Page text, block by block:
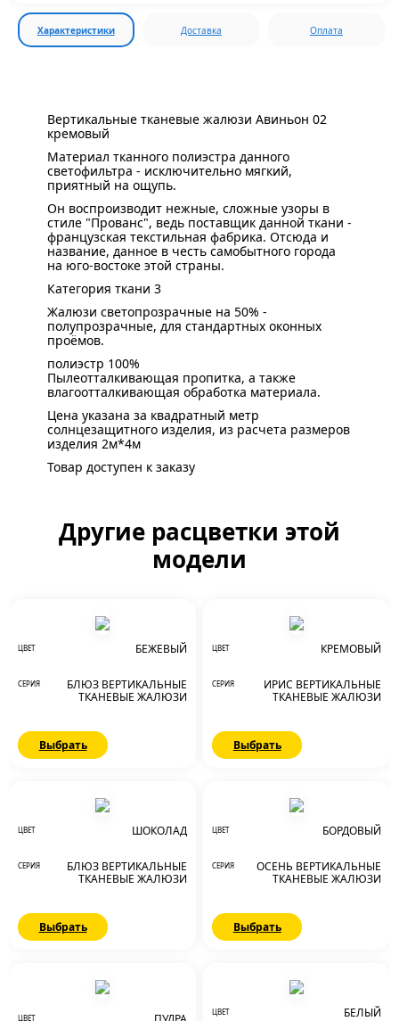
Характеристики Доставка Оплата
Вертикальные тканевые жалюзи Авиньон 02
кремовый
Материал тканного полиэстра данного
светофильтра - исключительно мягкий,
приятный на ощупь.
Он воспроизводит нежные, сложные узоры в
стиле "Прованс", ведь поставщик данной ткани -
французская текстильная фабрика. Отсюда и
название, данное в честь самобытного города
на юго-востоке этой страны.
Категория ткани 3
Жалюзи светопрозрачные на 50% -
полупрозрачные, для стандартных оконных
проёмов.
полиэстр 100%
Пылеотталкивающая пропитка, а также
влагоотталкивающая обработка материала.
Цена указана за квадратный метр
солнцезащитного изделия, из расчета размеров
изделия 2м*4м
Товар доступен к заказу
Другие расцветки этой
модели
ЦВЕТ БЕЖЕВЫЙ
СЕРИЯ
БЛЮЗ ВЕРТИКАЛЬНЫЕ
ТКАНЕВЫЕ ЖАЛЮЗИ
Выбрать
ЦВЕТ КРЕМОВЫЙ
СЕРИЯ
ИРИС ВЕРТИКАЛЬНЫЕ
ТКАНЕВЫЕ ЖАЛЮЗИ
Выбрать
ЦВЕТ ШОКОЛАД
СЕРИЯ
БЛЮЗ ВЕРТИКАЛЬНЫЕ
ТКАНЕВЫЕ ЖАЛЮЗИ
Выбрать
ЦВЕТ БОРДОВЫЙ
СЕРИЯ
ОСЕНЬ ВЕРТИКАЛЬНЫЕ
ТКАНЕВЫЕ ЖАЛЮЗИ
Выбрать
ЦВЕТ
ЦВЕТ БЕЛЫЙ